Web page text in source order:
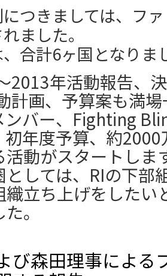
につきましては、フ
ました。
、合計6ヶ国となりま
2013年活動報告、
計画、予算案も満
ンバー、Fighting
年度予算、約
活動がスタートしま
としては、RIの下部
織立ち上げをしたい
。
び森田理事による